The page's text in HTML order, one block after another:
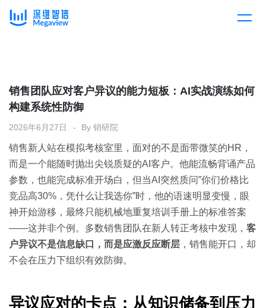
产品总览
产品集成
下载客户端
解决方案
按行业
企业服务
消费医疗
教育
汽车
金融
客户案例
开放平台
定价
资源中心
资源中心
全部
关于我们
销售团队应对客户异议的能力短板：AI实战演练如何
构建系统性防御
2026年6月27日 By 销研院
销售新人站在模拟考核室里，面对的不是面带微笑的HR，
而是一个能随时抛出尖锐质疑的AI客户。他能流畅背诵产品
参数，也能完成标准开场白，但当AI突然质问”你们价格比
竞品高30%，凭什么让我选你”时，他的语速明显变慢，眼
神开始游移，最终只能机械地重复培训手册上的标准答案
——这并非个例。多数销售团队在新人转正考核中发现， 客
户异议不是信息缺口，而是应激反应断层 ，销售能开口，却
不会在压力下组织有效防御。
异议应对的卡点：从知识储备到压力